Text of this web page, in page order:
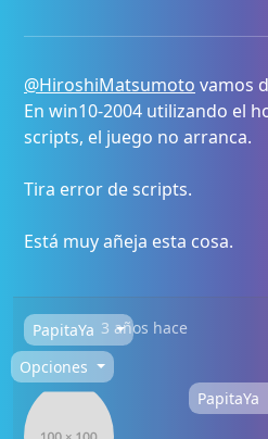
@HiroshiMatsumoto vamos
En win10-2004 utilizando el
scripts, el juego no arranca.
Tira error de scripts.
Está muy añeja esta cosa.
PapitaYa 3 años hace
Opciones
PapitaYa